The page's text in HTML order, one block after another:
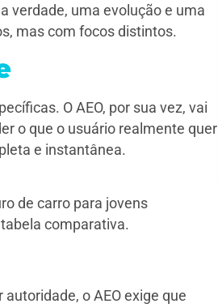
verdade, uma evolução e uma
mas com focos distintos.
O AEO, por sua vez, vai
o que o usuário realmente quer
e instantânea.
de carro para jovens
comparativa.
o AEO exige que